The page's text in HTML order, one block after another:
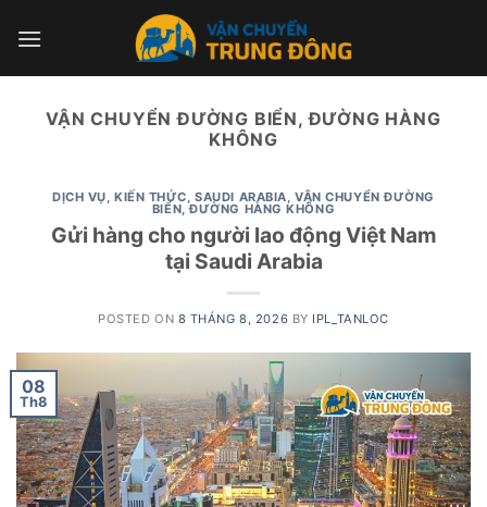
VẬN CHUYỂN ĐƯỜNG BIỂN, ĐƯỜNG HÀNG
KHÔNG
DỊCH VỤ,KIẾN THỨC,SAUDI ARABIA,VẬN CHUYỂN ĐƯỜNG
BIỂN, ĐƯỜNG HÀNG KHÔNG
Gửi hàng cho người lao động Việt Nam
tại Saudi Arabia
POSTED ON 8 THÁNG 8, 2026 BY IPL_TANLOC
08
Th8